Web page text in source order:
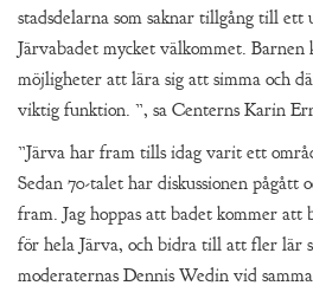
stadsdelarna som saknar tillgång till ett
Järvabadet mycket välkommet.
möjligheter att lära sig att simma och
viktig funktion. ”, sa Centerns Karin
”Järva har fram tills idag varit ett
Sedan 70-talet har diskussionen
fram. Jag hoppas att badet kommer att
för hela Järva, och bidra till att fler lär
moderaternas Dennis Wedin vid